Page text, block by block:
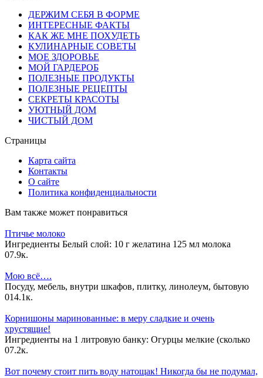
ДЕРЖИМ СЕБЯ В ФОРМЕ
ИНТЕРЕСНЫЕ ФАКТЫ
КАК ЖЕ МНЕ ПОХУДЕТЬ
КУЛИНАРНЫЕ СОВЕТЫ
МОЕ ЗДОРОВЬЕ
МОЙ ГАРДЕРОБ
ПОЛЕЗНЫЕ ПРОДУКТЫ
ПОЛЕЗНЫЕ РЕЦЕПТЫ
СЕКРЕТЫ КРАСОТЫ
УЮТНЫЙ ДОМ
ЧИСТЫЙ ДОМ
Страницы
Карта сайта
Контакты
О сайте
Политика конфиденциальности
Вам также может понравиться
Птичье молоко
Ингредиенты Белый слой: 10 г желатина 125 мл молока
07.9к.
Мою всё….
Посуду, мебель, внутри шкафов, плитку, линолеум, бытовую
014.1к.
Корнишоны маринованные: в меру сладкие и очень
хрустящие!
Ингредиенты на 1 литровую банку: Огурцы мелкие (сколько
07.2к.
Вот почему стоит пить воду натощак! Никогда бы не подумал,